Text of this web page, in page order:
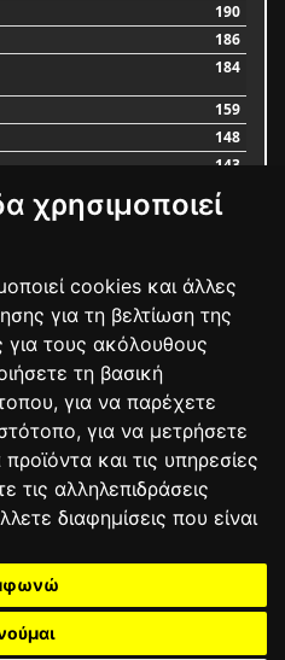
χρησιμοποιεί
cookies και άλλες
για τη βελτίωση της
για τους ακόλουθους
τη βασική
, για να παρέχετε
, για να μετρήσετε
και τις υπηρεσίες
τις αλληλεπιδράσεις
διαφημίσεις που είναι
190
186
184
159
148
143
ΠΟΛΙΤΙΚΗ ΠΡΟΣΤΑΣΙΑΣ
ΑΓΟΡΑ